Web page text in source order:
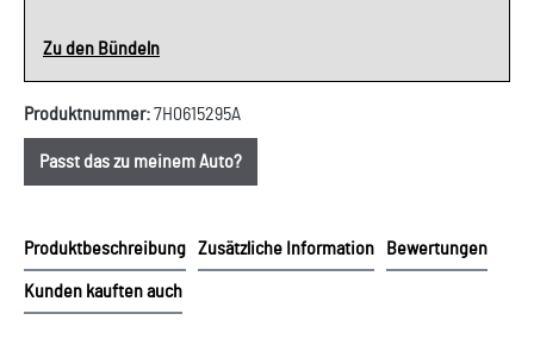
Zu den Bündeln
Produktnummer:7H0615295A
Passt das zu meinem Auto?
Produktbeschreibung Zusätzliche Information Bewertungen
Kunden kauften auch